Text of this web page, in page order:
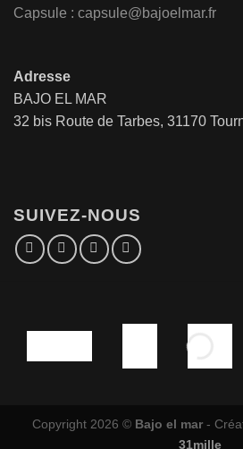
Capsule : capsule@bajoelmar.fr
Adresse
BAJO EL MAR
32 bis Route de Tarbes, 31170
SUIVEZ-NOUS
Copyright 2026 © Bajo el mar -
31mille